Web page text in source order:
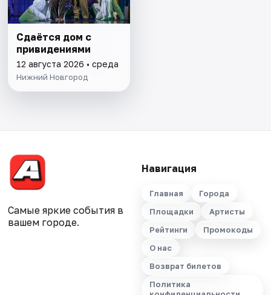
Сдаётся дом с
привидениями
12 августа 2026 • среда
Нижний Новгород
Самые яркие события в
вашем городе.
Навигация
Главная
Города
Площадки
Артисты
Рейтинги
Промокоды
О нас
Возврат билетов
Политика